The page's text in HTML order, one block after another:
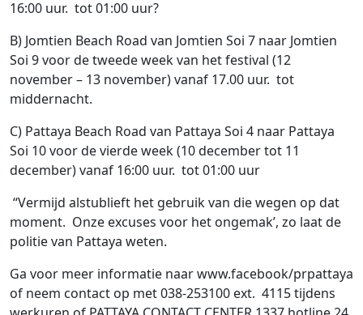
16:00 uur. tot 01:00 uur?
B) Jomtien Beach Road van Jomtien Soi 7 naar Jomtien
Soi 9 voor de tweede week van het festival (12
november – 13 november) vanaf 17.00 uur. tot
middernacht.
C) Pattaya Beach Road van Pattaya Soi 4 ​​naar Pattaya
Soi 10 voor de vierde week (10 december tot 11
december) vanaf 16:00 uur. tot 01:00 uur
“Vermijd alstublieft het gebruik van die wegen op dat
moment. Onze excuses voor het ongemak’, zo laat de
politie van Pattaya weten.
Ga voor meer informatie naar www.facebook/prpattaya
of neem contact op met 038-253100 ext. 4115 tijdens